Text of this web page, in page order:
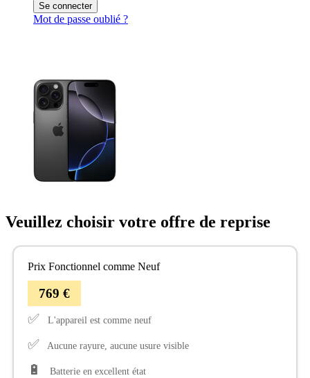
Se connecter
Mot de passe oublié ?
Veuillez choisir votre offre de reprise
Prix Fonctionnel comme Neuf
769 €
✅ L'appareil est comme neuf
✅ Aucune rayure, aucune usure visible
🔋 Batterie en excellent état